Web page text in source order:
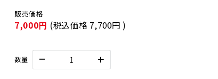
7,000円 (税込価格 7,700円 )
数量